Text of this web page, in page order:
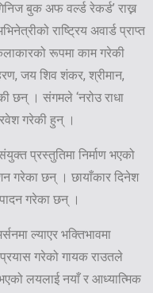
बुक अफ वर्ल्ड रेकर्ड’ राख्न
राष्ट्रिय अवार्ड प्राप्त
रूपमा काम गरेकी
जय शिव शंकर, श्रीमान,
छन् । संगमले ‘नरोउ राधा
गरेकी हुन् ।
प्रस्तुतिमा निर्माण भएको
गरेका छन् । छायाँकार दिनेश
गरेका छन् ।
ल्याएर भक्तिभावमा
गरेको गायक राउतले
लयलाई नयाँ र आध्यात्मिक